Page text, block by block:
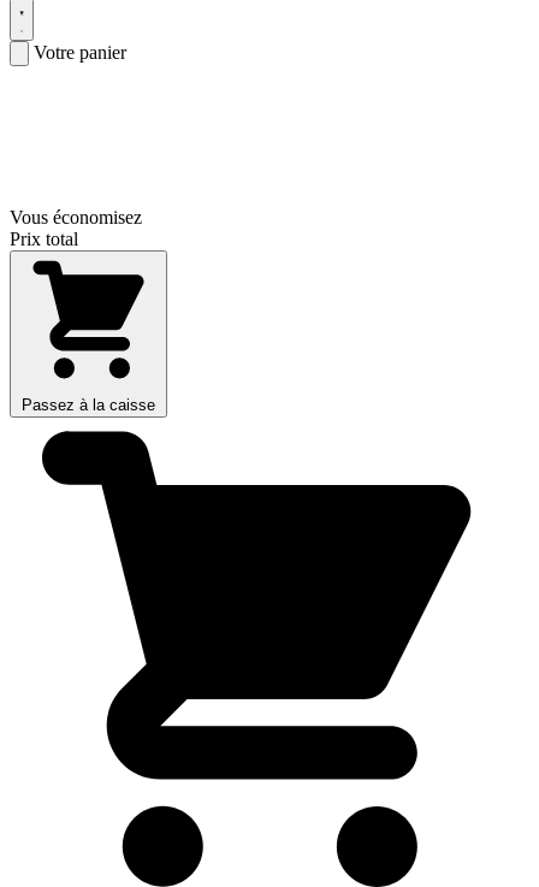
Votre panier
Vous économisez
Prix total
Passez à la caisse